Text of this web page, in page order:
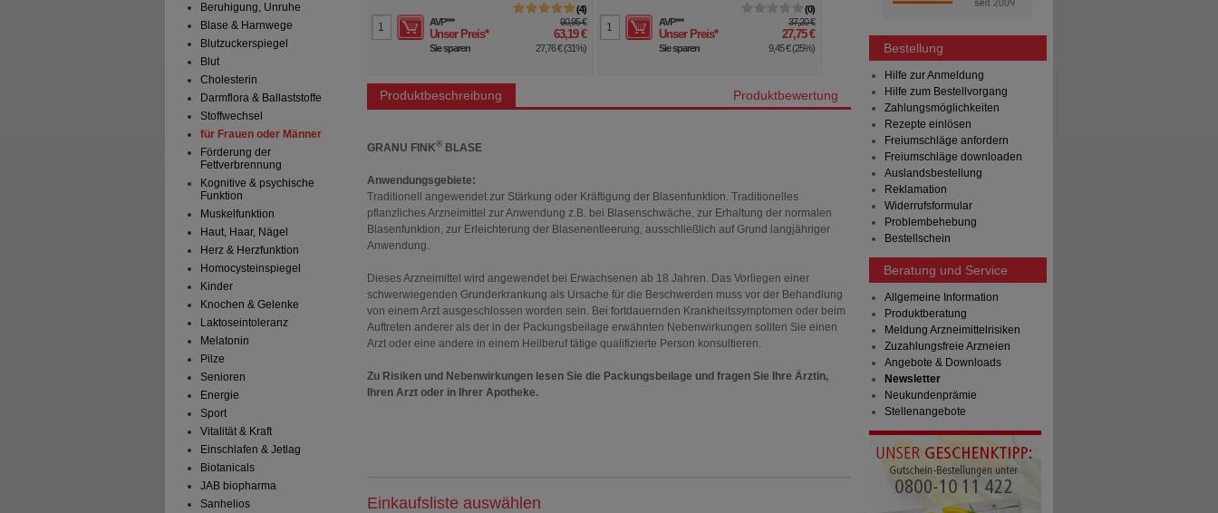
Beruhigung, Unruhe
Blase & Harnwege
Blutzuckerspiegel
Blut
Cholesterin
Darmflora & Ballaststoffe
Stoffwechsel
für Frauen oder Männer
Förderung der
Fettverbrennung
Kognitive & psychische
Funktion
Muskelfunktion
Haut, Haar, Nägel
Herz & Herzfunktion
Homocysteinspiegel
Kinder
Knochen & Gelenke
Laktoseintoleranz
Melatonin
Pilze
Senioren
Energie
Sport
Vitalität & Kraft
Einschlafen & Jetlag
Biotanicals
JAB biopharma
Sanhelios
AVP***
Sie sparen
4
AVP*** 90,95 €
Unser Preis* 63,19 €
Sie sparen 27,76 €(31%)
0
AVP*** 37,20 €
Unser Preis* 27,75 €
Sie sparen 9,45 €(25%)
Unser Preis* 40,55 €
Sie sparen
Produktbeschreibung Produktbewertung
GRANU FINK®BLASE
Anwendungsgebiete:
Traditionell angewendet zur Stärkung oder Kräftigung der Blasenfunktion. Traditionelles
pflanzliches Arzneimittel zur Anwendung z.B. bei Blasenschwäche, zur Erhaltung der normalen
Blasenfunktion, zur Erleichterung der Blasenentleerung, ausschließlich auf Grund langjähriger
Anwendung.
Dieses Arzneimittel wird angewendet bei Erwachsenen ab 18 Jahren. Das Vorliegen einer
schwerwiegenden Grunderkrankung als Ursache für die Beschwerden muss vor der Behandlung
von einem Arzt ausgeschlossen worden sein. Bei fortdauernden Krankheitssymptomen oder beim
Auftreten anderer als der in der Packungsbeilage erwähnten Nebenwirkungen sollten Sie einen
Arzt oder eine andere in einem Heilberuf tätige qualifizierte Person konsultieren.
Zu Risiken und Nebenwirkungen lesen Sie die Packungsbeilage und fragen Sie Ihre Ärztin,
Ihren Arzt oder in Ihrer Apotheke.
Einkaufsliste auswählen
Bestellung
Hilfe zur Anmeldung
Hilfe zum Bestellvorgang
Zahlungsmöglichkeiten
Rezepte einlösen
Freiumschläge anfordern
Freiumschläge downloaden
Auslandsbestellung
Reklamation
Widerrufsformular
Problembehebung
Bestellschein
Beratung und Service
Allgemeine Information
Produktberatung
Meldung Arzneimittelrisiken
Zuzahlungsfreie Arzneien
Angebote & Downloads
Newsletter
Neukundenprämie
Stellenangebote